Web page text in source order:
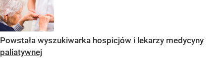
Powstała wyszukiwarka hospicjów i lekarzy medycyny
paliatywnej